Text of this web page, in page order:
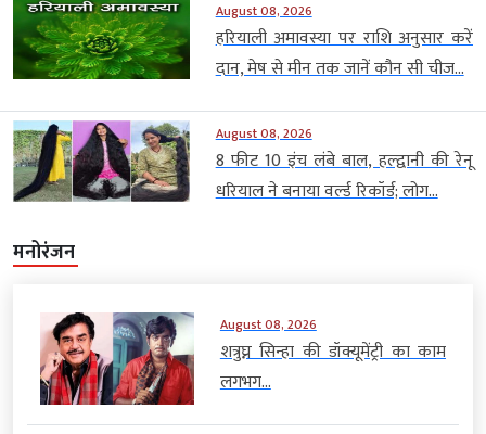
August 08, 2026
हरियाली अमावस्या पर राशि अनुसार करें
दान, मेष से मीन तक जानें कौन सी चीज...
August 08, 2026
8 फीट 10 इंच लंबे बाल, हल्द्वानी की रेनू
धरियाल ने बनाया वर्ल्ड रिकॉर्ड; लोग...
मनोरंजन
August 08, 2026
शत्रुघ्न सिन्हा की डॉक्यूमेंट्री का काम
लगभग...